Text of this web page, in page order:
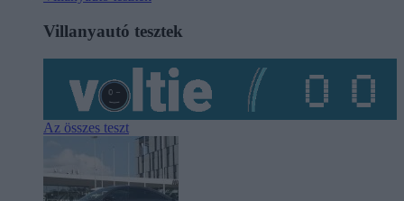
Villanyautó tesztek
Az összes teszt